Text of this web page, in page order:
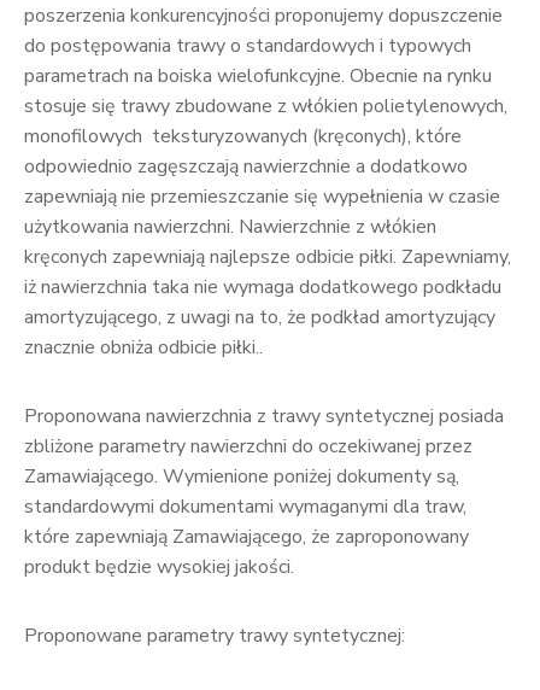
poszerzenia konkurencyjności proponujemy dopuszczenie
do postępowania trawy o standardowych i typowych
parametrach na boiska wielofunkcyjne. Obecnie na rynku
stosuje się trawy zbudowane z włókien polietylenowych,
monofilowych teksturyzowanych (kręconych), które
odpowiednio zagęszczają nawierzchnie a dodatkowo
zapewniają nie przemieszczanie się wypełnienia w czasie
użytkowania nawierzchni. Nawierzchnie z włókien
kręconych zapewniają najlepsze odbicie piłki. Zapewniamy,
iż nawierzchnia taka nie wymaga dodatkowego podkładu
amortyzującego, z uwagi na to, że podkład amortyzujący
znacznie obniża odbicie piłki..
Proponowana nawierzchnia z trawy syntetycznej posiada
zbliżone parametry nawierzchni do oczekiwanej przez
Zamawiającego. Wymienione poniżej dokumenty są,
standardowymi dokumentami wymaganymi dla traw,
które zapewniają Zamawiającego, że zaproponowany
produkt będzie wysokiej jakości.
Proponowane parametry trawy syntetycznej: